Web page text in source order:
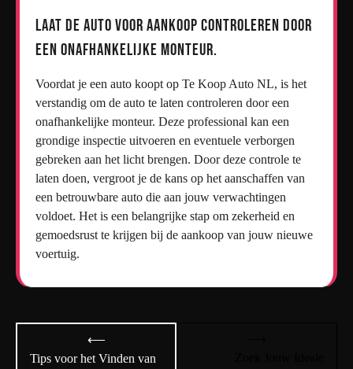
Laat de auto voor aankoop controleren door
een onafhankelijke monteur.
Voordat je een auto koopt op Te Koop Auto NL, is het
verstandig om de auto te laten controleren door een
onafhankelijke monteur. Deze professional kan een
grondige inspectie uitvoeren en eventuele verborgen
gebreken aan het licht brengen. Door deze controle te
laten doen, vergroot je de kans op het aanschaffen van
een betrouwbare auto die aan jouw verwachtingen
voldoet. Het is een belangrijke stap om zekerheid en
gemoedsrust te krijgen bij de aankoop van jouw nieuwe
voertuig.
navigatie
⟵
Tips voor het Vinden van